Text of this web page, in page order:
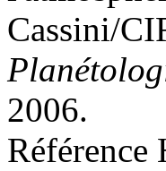
Cassini/
2006.
Référence